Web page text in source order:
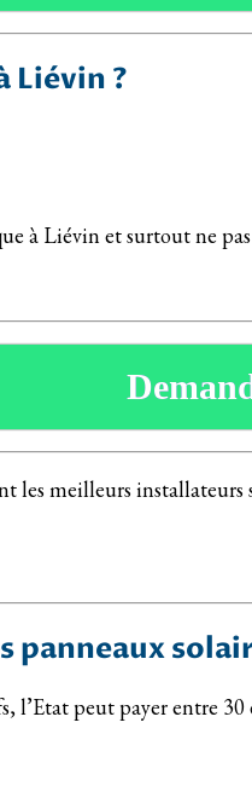
Liévin ?
Liévin et surtout ne
les meilleurs
l’Etat peut payer entre